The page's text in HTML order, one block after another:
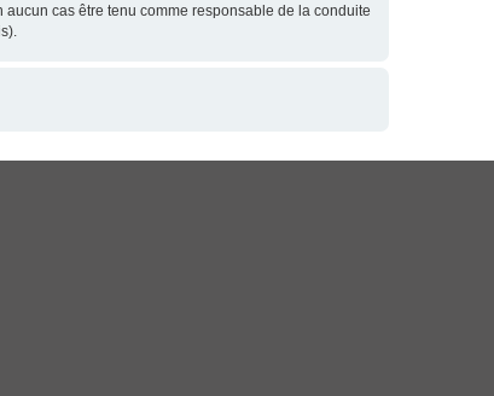
cas être tenu comme responsable de la conduite